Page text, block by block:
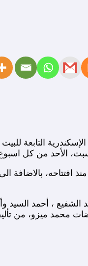
الأحد من كل
افتتاحه،
، أحمد السيد
محمد ميزو،